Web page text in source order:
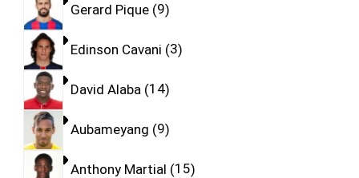
Gerard Pique 9
Edinson Cavani 3
David Alaba 14
Aubameyang 9
Anthony Martial 15